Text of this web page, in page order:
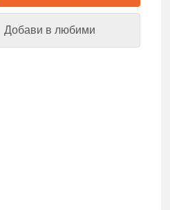
Добави в любими